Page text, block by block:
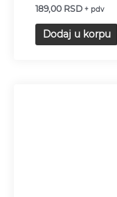
189,00 RSD + pdv
Dodaj u korpu